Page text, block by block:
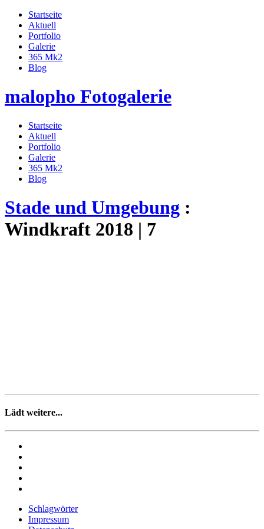
Startseite
Aktuell
Portfolio
Galerie
365 Mk2
Blog
malopho Fotogalerie
Startseite
Aktuell
Portfolio
Galerie
365 Mk2
Blog
Stade und Umgebung :
Windkraft 2018 | 7
Lädt weitere...
Schlagwörter
Impressum